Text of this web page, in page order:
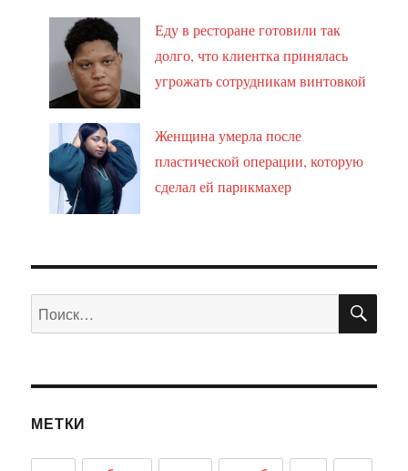
Еду в ресторане готовили так
долго, что клиентка принялась
угрожать сотрудникам винтовкой
Женщина умерла после
пластической операции, которую
сделал ей парикмахер
Искать:
МЕТКИ